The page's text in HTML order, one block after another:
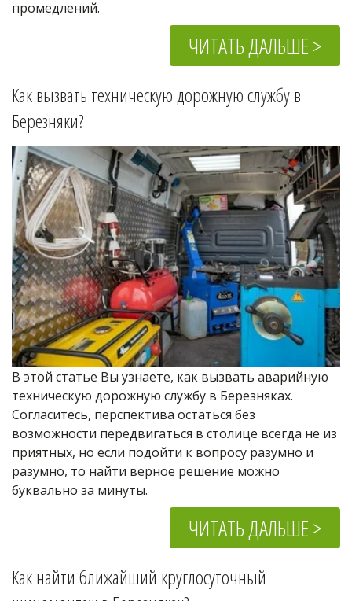
промедлений.
ЧИТАТЬ ДАЛЬШЕ >
Березняки?
В этой статье Вы узнаете, как вызвать аварийную
техническую дорожную службу в Березняках.
Согласитесь, перспектива остаться без
возможности передвигаться в столице всегда не из
приятных, но если подойти к вопросу разумно и
разумно, то найти верное решение можно
буквально за минуты.
ЧИТАТЬ ДАЛЬШЕ >
Как найти ближайший круглосуточный